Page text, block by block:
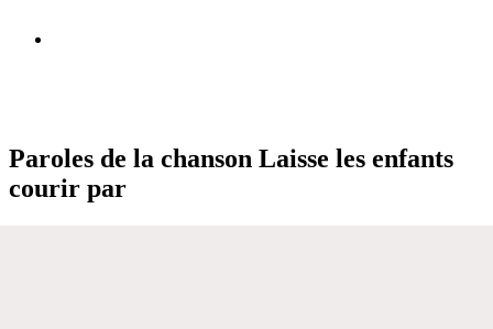
Paroles de la chanson Laisse les enfants
courir par